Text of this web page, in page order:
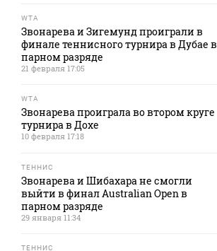
WTA
Звонарева и Зигемунд проиграли в
финале теннисного турнира в Дубае в
парном разряде
21 февраля 17:05
WTA
Звонарева проиграла во втором круге
турнира в Дохе
10 февраля 17:18
ТЕННИС
Звонарева и Шибахара не смогли
выйти в финал Australian Open в
парном разряде
29 января 11:34
ТЕННИС